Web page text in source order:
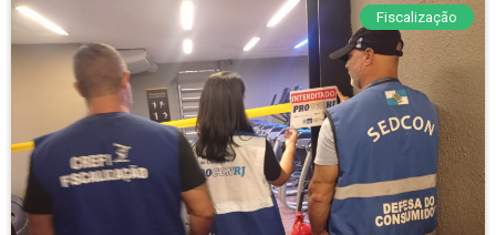
Fiscalização